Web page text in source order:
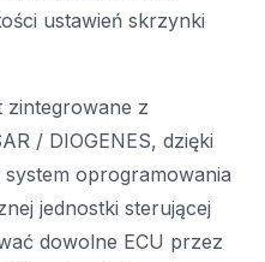
ustawień skrzynki
zintegrowane z
/ DIOGENES, dzięki
oprogramowania
jednostki sterującej
dowolne ECU przez